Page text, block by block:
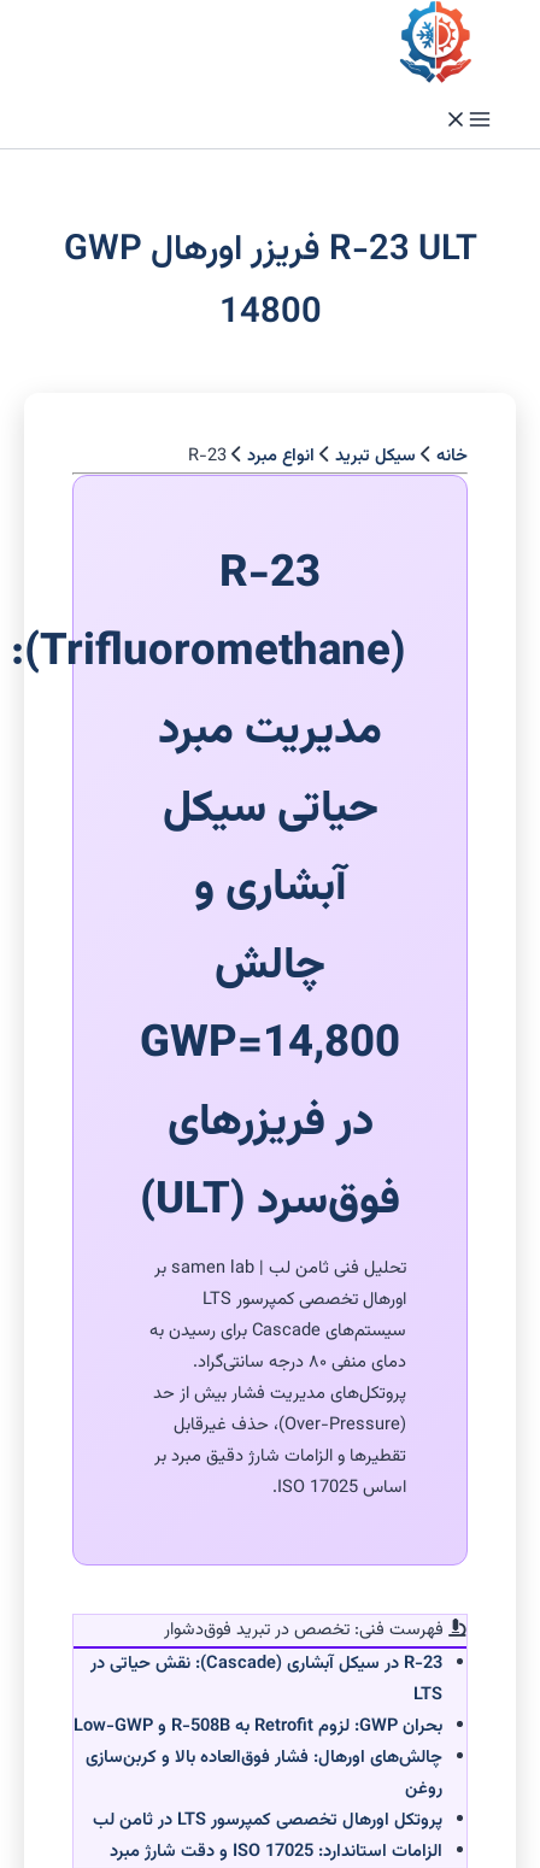
R-23 ULT فریزر اورهال GWP
14800
خانه سیکل تبرید انواع مبرد R-23
R-23
(Trifluoromethane):
مدیریت مبرد
حیاتی سیکل
آبشاری و
چالش
GWP=14,800
در فریزرهای
فوق‌سرد (ULT)
تحلیل فنی ثامن لب | samen lab بر
اورهال تخصصی کمپرسور LTS
سیستم‌های Cascade برای رسیدن به
دمای منفی ۸۰ درجه سانتی‌گراد.
پروتکل‌های مدیریت فشار بیش از حد
(Over-Pressure)، حذف غیرقابل
تقطیرها و الزامات شارژ دقیق مبرد بر
اساس ISO 17025.
فهرست فنی: تخصص در تبرید فوق‌دشوار
R-23 در سیکل آبشاری (Cascade): نقش حیاتی در
LTS
بحران GWP: لزوم Retrofit به R-508B و Low-GWP
چالش‌های اورهال: فشار فوق‌العاده بالا و کربن‌سازی
روغن
پروتکل اورهال تخصصی کمپرسور LTS در ثامن لب
الزامات استاندارد: ISO 17025 و دقت شارژ مبرد